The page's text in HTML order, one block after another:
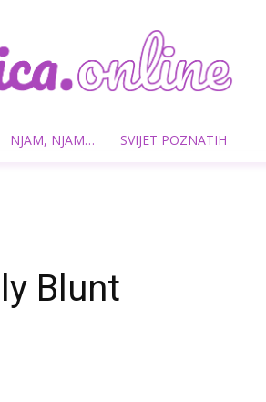
Frendica.online
NJAM, NJAM… SVIJET POZNATIH
Blunt